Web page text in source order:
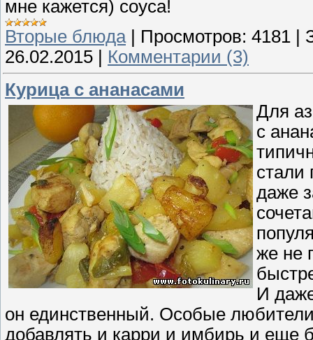
мне кажется) соуса!
Вторые блюда | Просмотров: 4181 |
26.02.2015 | Комментарии (3)
Курица с ананасами
Для
с
стали
даже
же не
И
он единственный. Особые любители
добавлять и карри и имбирь и еще